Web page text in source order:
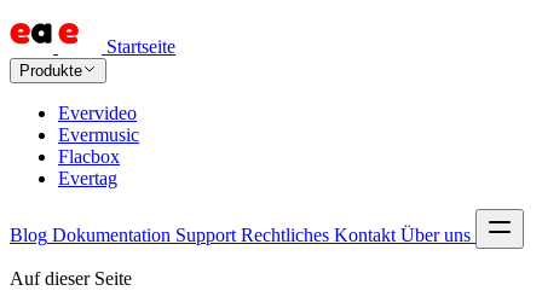
Startseite
Produkte
Evervideo
Evermusic
Flacbox
Evertag
Blog Dokumentation Support Rechtliches Kontakt Über uns
Auf dieser Seite